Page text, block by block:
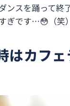
ンスを踊って終
ぎです…😳（笑）
はカフ